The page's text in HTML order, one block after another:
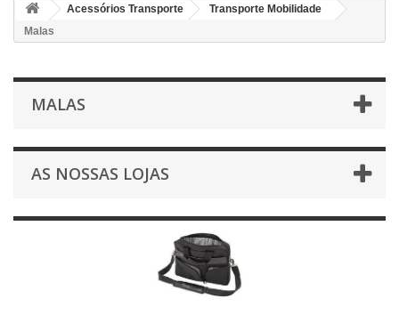
Acessórios Transporte
Transporte Mobilidade
Malas
MALAS
AS NOSSAS LOJAS